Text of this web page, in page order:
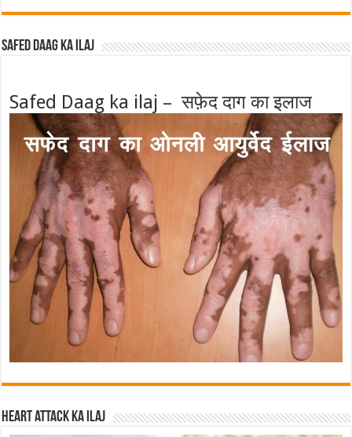
Safed Daag ka ilaj
Safed Daag ka ilaj – सफ़ेद दाग का इलाज
Heart attack ka ilaj